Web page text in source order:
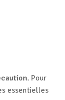
. Pour
essentielles